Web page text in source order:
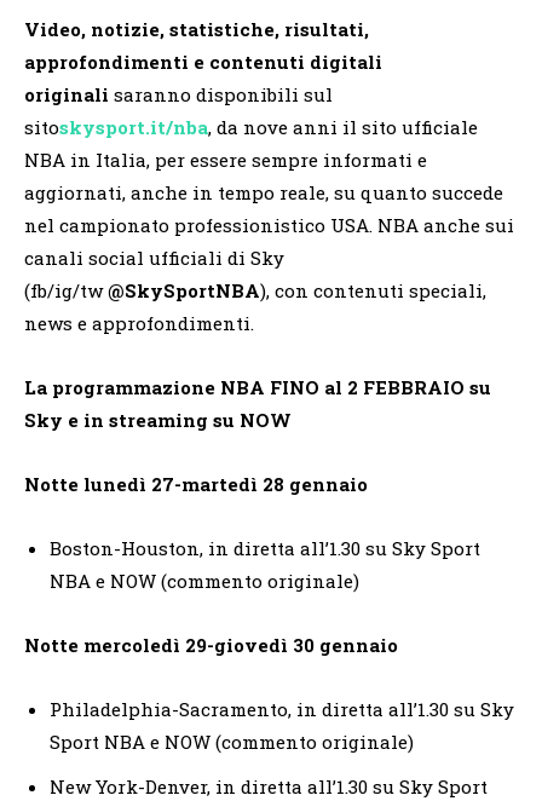
Video, notizie, statistiche, risultati,
approfondimenti e contenuti digitali
originali saranno disponibili sul
sitoskysport.it/nba, da nove anni il sito ufficiale
NBA in Italia, per essere sempre informati e
aggiornati, anche in tempo reale, su quanto succede
nel campionato professionistico USA. NBA anche sui
canali social ufficiali di Sky
(fb/ig/tw@SkySportNBA), con contenuti speciali,
news e approfondimenti.
La programmazione NBA FINO al 2 FEBBRAIO su
Sky e in streaming su NOW
Notte lunedì 27-martedì 28 gennaio
Boston-Houston, in diretta all’1.30 su Sky Sport
NBA e NOW (commento originale)
Notte mercoledì 29-giovedì 30 gennaio
Philadelphia-Sacramento, in diretta all’1.30 su Sky
Sport NBA e NOW (commento originale)
New York-Denver, in diretta all’1.30 su Sky Sport